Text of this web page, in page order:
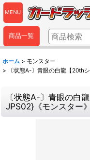
MENU
商品一覧
ホーム > モンスター
>
〔状態A-〕青眼の白龍【20th
〔状態A-〕青眼の白
JPS02}《モンスター》